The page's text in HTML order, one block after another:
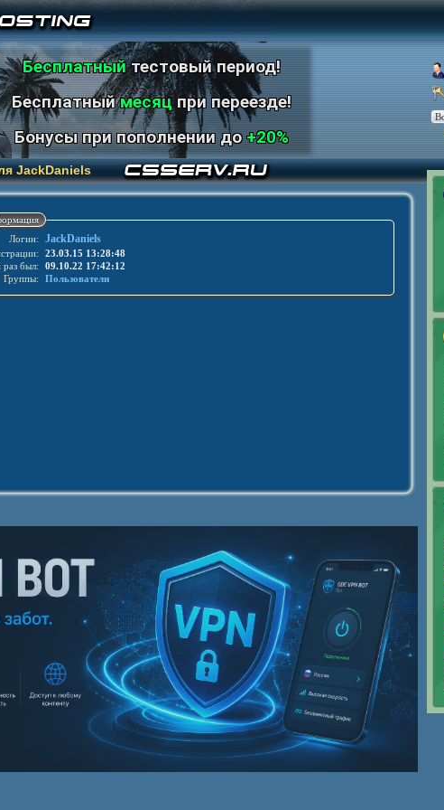
JackDaniels
Бесплатныйтестовый период!
Бесплатныймесяцпри переезде!
Бонусы при пополнении до+20%
Логин:
JackDaniels
23.03.15 13:28:48
был:
09.10.22 17:42:12
Группы:
Пользователи